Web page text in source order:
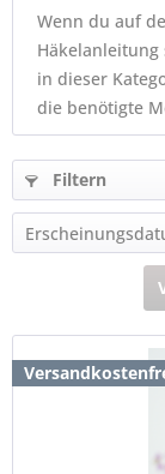
Wenn du auf
in dieser
die benötigte
Filtern